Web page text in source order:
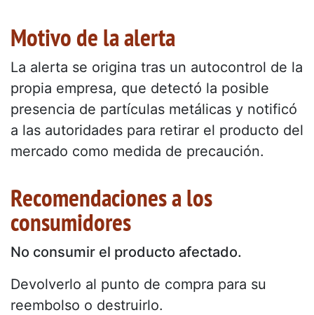
Motivo de la alerta
La alerta se origina tras un autocontrol de la
propia empresa, que detectó la posible
presencia de partículas metálicas y notificó
a las autoridades para retirar el producto del
mercado como medida de precaución.
Recomendaciones a los
consumidores
No consumir el producto afectado.
Devolverlo al punto de compra para su
reembolso o destruirlo.